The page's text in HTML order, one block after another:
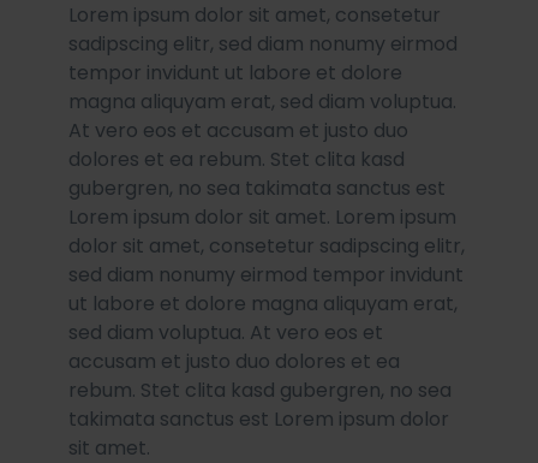
Lorem ipsum dolor sit amet, consetetur
sadipscing elitr, sed diam nonumy eirmod
tempor invidunt ut labore et dolore
magna aliquyam erat, sed diam voluptua.
At vero eos et accusam et justo duo
dolores et ea rebum. Stet clita kasd
gubergren, no sea takimata sanctus est
Lorem ipsum dolor sit amet. Lorem ipsum
dolor sit amet, consetetur sadipscing elitr,
sed diam nonumy eirmod tempor invidunt
ut labore et dolore magna aliquyam erat,
sed diam voluptua. At vero eos et
accusam et justo duo dolores et ea
rebum. Stet clita kasd gubergren, no sea
takimata sanctus est Lorem ipsum dolor
sit amet.